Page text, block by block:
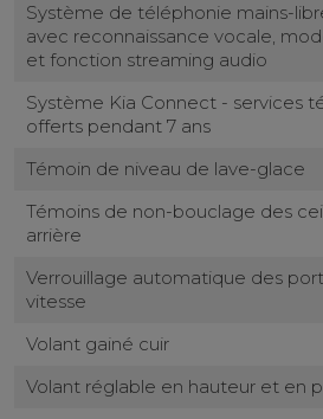
Système de téléphonie mains-
avec reconnaissance vocale,
et fonction streaming audio
Système Kia Connect - services
offerts pendant 7 ans
Témoin de niveau de lave-glace
Témoins de non-bouclage des
arrière
Verrouillage automatique des
vitesse
Volant gainé cuir
Volant réglable en hauteur et en